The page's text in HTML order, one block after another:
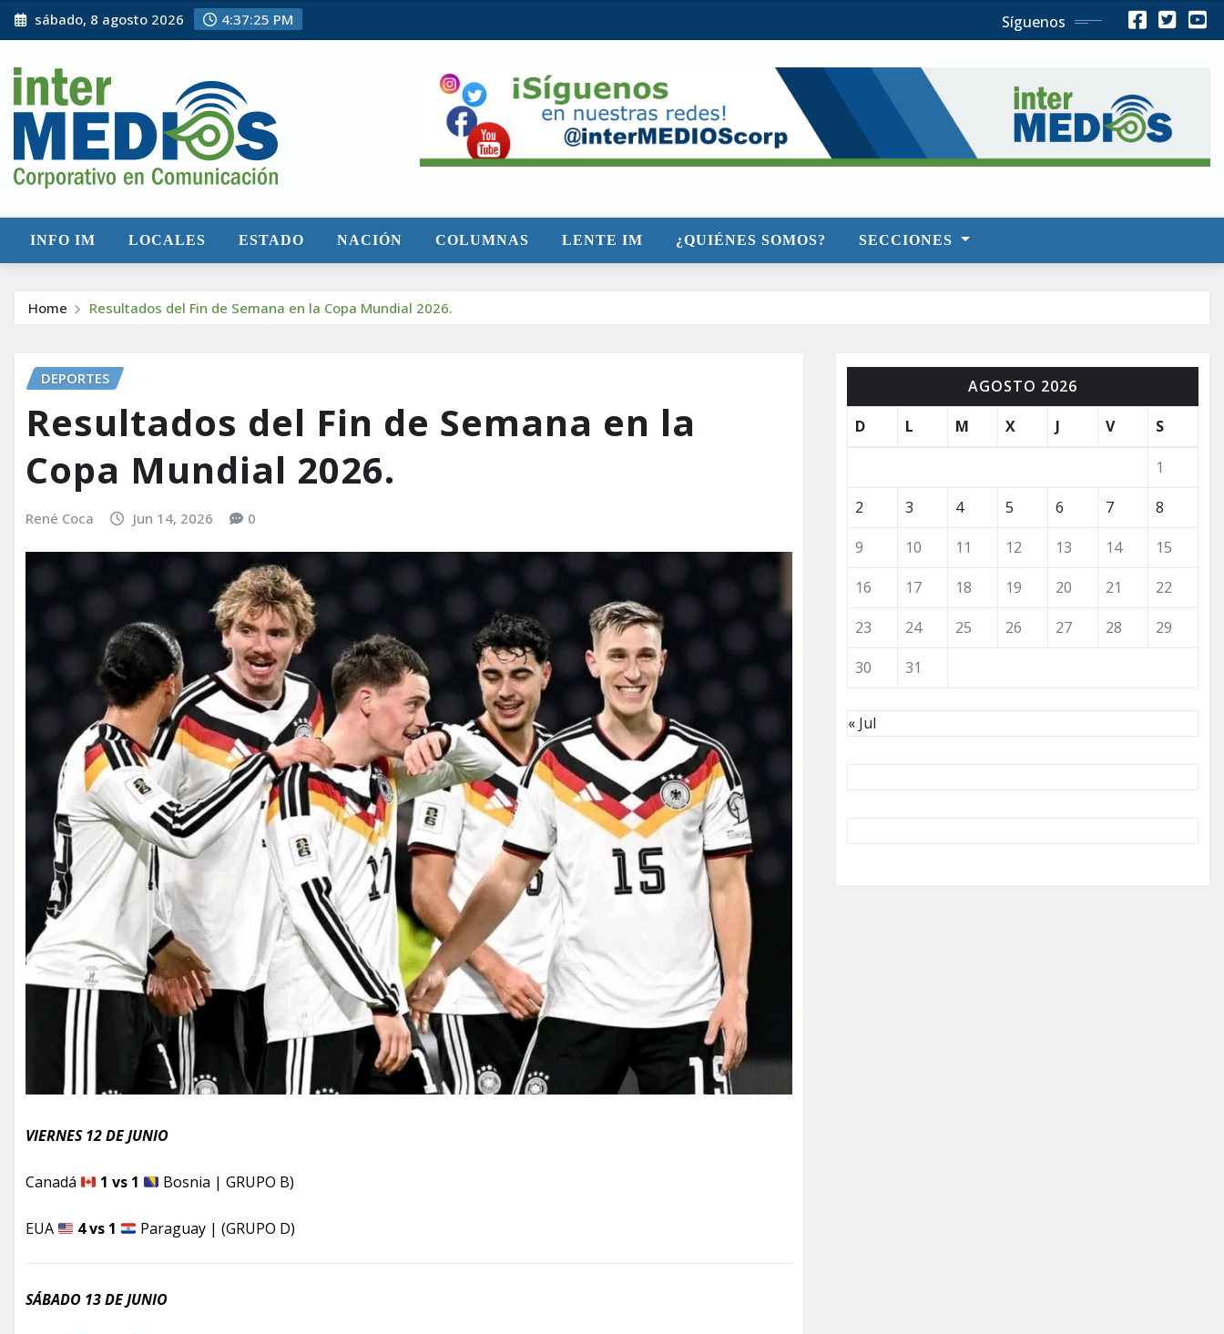
Skip
to
sábado, 8 agosto 2026 4:37:27 PM Síguenos
INFO IM LOCALES ESTADO NACIÓN COLUMNAS LENTE IM ¿QUIÉNES SOMOS? SECCIONES
Home Resultados del Fin de Semana en la Copa Mundial 2026.
DEPORTES
Resultados del Fin de Semana en la
Copa Mundial 2026.
René Coca Jun 14, 2026 0
VIERNES 12 DE JUNIO
Canadá 1 vs 1 Bosnia | GRUPO B)
EUA 4 vs 1 Paraguay | (GRUPO D)
SÁBADO 13 DE JUNIO
AGOSTO 2026
D
L M X J V S
1
2
3 4 5 6 7
8
9
10 11 12 13 14
15
16
17 18 19 20 21
22
23
24 25 26 27 28
29
30
31
« Jul